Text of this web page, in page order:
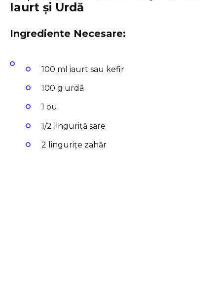
Iaurt și Urdă
Ingrediente Necesare:
100 ml iaurt sau kefir
100 g urdă
1 ou
1/2 linguriță sare
2 lingurițe zahăr